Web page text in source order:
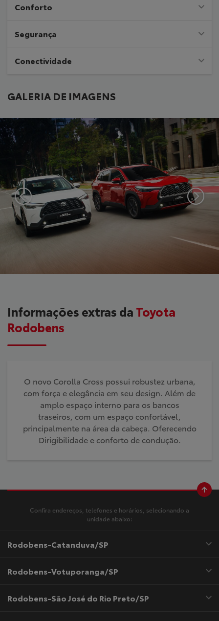
Conforto
Segurança
Conectividade
GALERIA DE IMAGENS
Informações extras da Toyota
Rodobens
O novo Corolla Cross possui robustez urbana,
com força e elegância em seu design. Além de
amplo espaço interno para os bancos
traseiros, com um espaço confortável,
principalmente na área da cabeça. Oferecendo
Dirigibilidade e conforto de condução.
Confira endereços, telefones e horários, selecionando a
unidade abaixo:
Rodobens-Catanduva/SP
Rodobens-Votuporanga/SP
Rodobens-São José do Rio Preto/SP